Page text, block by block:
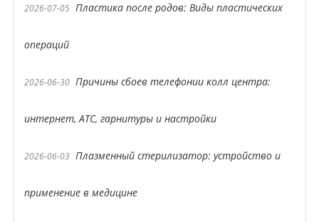
2026-07-05 Пластика после родов: Виды пластических
операций
2026-06-30 Причины сбоев телефонии колл центра:
интернет, АТС, гарнитуры и настройки
2026-06-03 Плазменный стерилизатор: устройство и
применение в медицине